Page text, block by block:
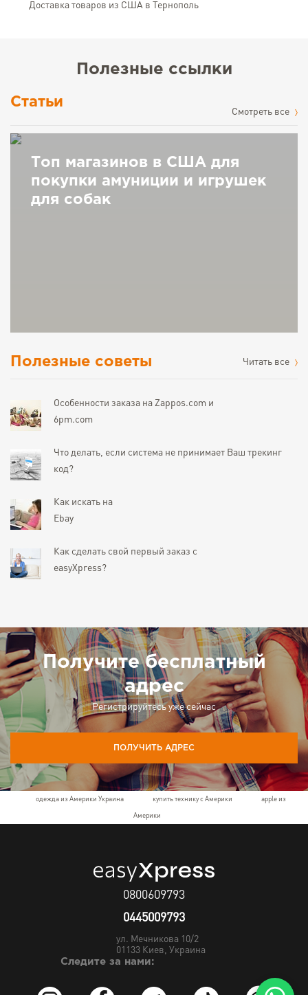
Доставка товаров из США в Тернополь
Полезные ссылки
Статьи
Cмотреть все
Топ магазинов в США для
покупки амуниции и игрушек
для собак
Полезные советы Читать все
Особенности заказа на Zappos.com и
6pm.com
Что делать, если система не принимает Ваш трекинг
код?
Как искать на
Ebay
Как сделать свой первый заказ с
easyXpress?
Получите бесплатный
адрес
Регистрируйтесь уже сейчас
ПОЛУЧИТЬ АДРЕС
одежда из Америки Украина купить технику с Америки apple из
Америки
0800609793
0445009793
ул. Мечникова 10/2
01133 Киев, Украина
Следите за нами: